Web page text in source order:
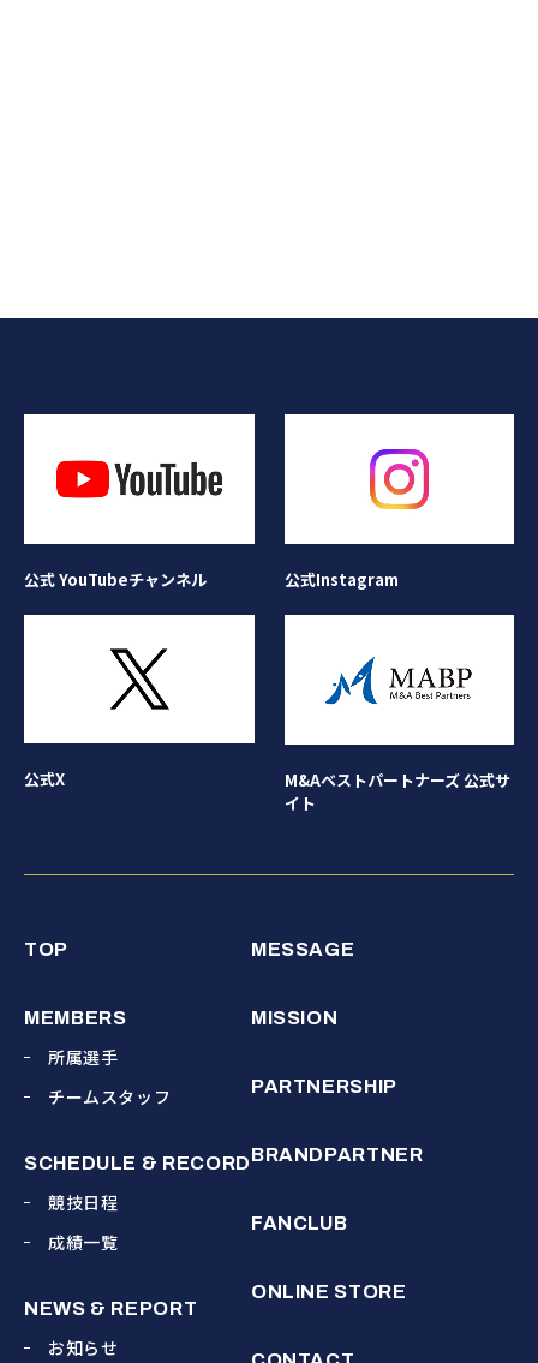
公式 YouTubeチャンネル 公式Instagram
公式X
M&Aベストパートナーズ 公式サ
イト
TOP
MEMBERS
所属選手
チームスタッフ
SCHEDULE & RECORD
競技日程
成績一覧
NEWS & REPORT
お知らせ
MESSAGE
MISSION
PARTNERSHIP
BRANDPARTNER
FANCLUB
ONLINE STORE